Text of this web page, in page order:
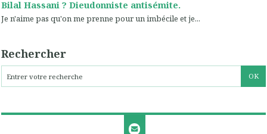
Bilal Hassani ? Dieudonniste antisémite.
Je n'aime pas qu'on me prenne pour un imbécile et je...
Rechercher